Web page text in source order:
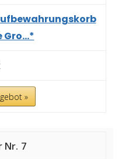
»
7